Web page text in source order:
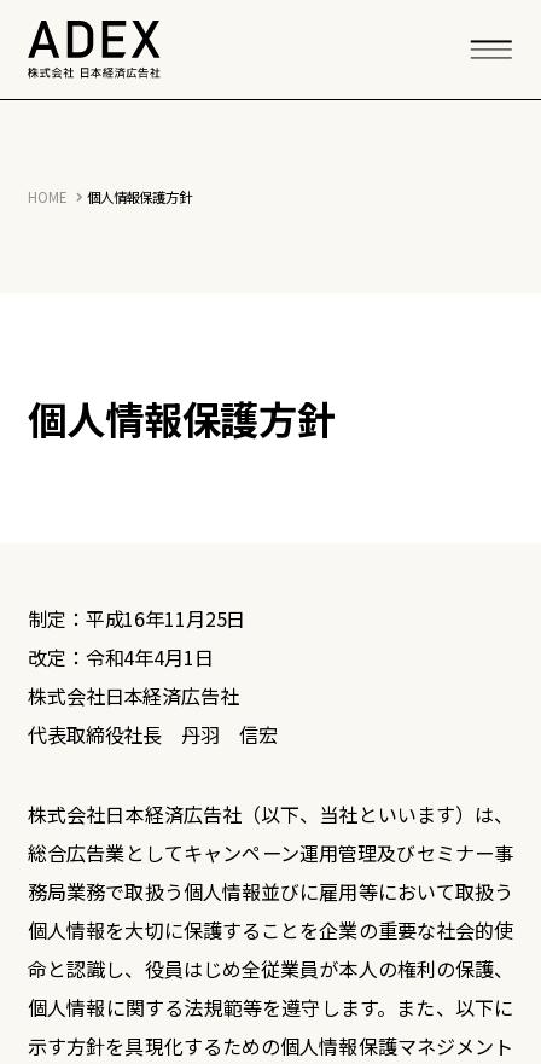
HOME 個人情報保護方針
個人情報保護方針
制定：平成16年11月25日
改定：令和4年4月1日
株式会社日本経済広告社
代表取締役社長 丹羽 信宏
株式会社日本経済広告社（以下、当社といいます）は、
総合広告業としてキャンペーン運用管理及びセミナー事
務局業務で取扱う個人情報並びに雇用等において取扱う
個人情報を大切に保護することを企業の重要な社会的使
命と認識し、役員はじめ全従業員が本人の権利の保護、
個人情報に関する法規範等を遵守します。また、以下に
示す方針を具現化するための個人情報保護マネジメント